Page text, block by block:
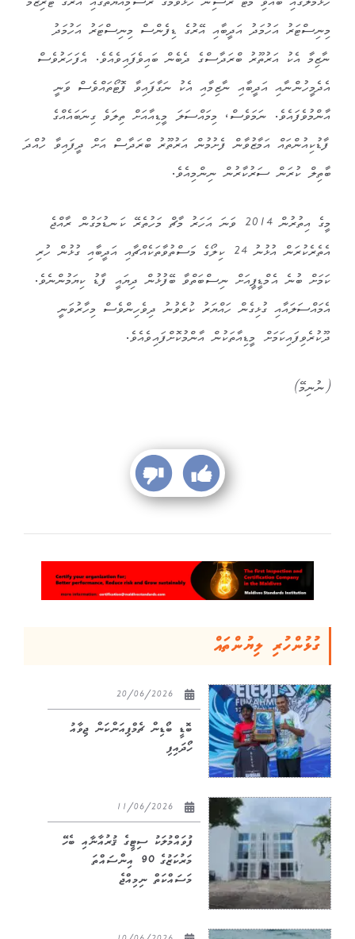
މިނިސްޓަރު އަހުމަދު އަދީބާއި އޭރުގެ ޑިފެންސް މިނިސްޓަރު އަހުމަދު
ނާޒިމާ އެކު އަރުތޫރު ބްރަދާސްގެ ދެބެން ބައިވެފައިވެއެވެ. އެފަހަރުވެސް
އެދެމީހުންނާއި އަދީބާއި ނާޒިމާއި އެކު ނަގާފައިވާ ފޮޓޯތައްވެސް ވަނީ
އާންމުވެފައެވެ. ނަމަވެސް، މިމައްސަލަ މީޑިއާއަށް ތިލަވެ ގިނަބައެއްގެ
ފާޑުކިއުންތައް އަމާޒުވާން ފެށުމުން އަރުތޫރު ބްރަދާސް އަށް ދީފައިވާ ހުއްދަ
ބާތިލް ކުރަން ސަރުކާރުން ނިންމިއެވެ.
މީގެ އިތުރުން 2014 ވަނަ އަހަރު މާޗް މަހުތެރޭ ކަނޑުމަގުން ރާއްޖެ
އެތެރެކުރަން އުޅުނު 24 ކިލޯގެ މަސްތުވާތަކެއްޗާއި އަދީބާއި ގުޅުން ހުރި
ކަމަށް ބުނެ އެމްޑީޕީއަށް ނިސްބަތްވާ ބޭފުޅުން ދިޔައީ ފާޑު ކިޔަމުންނެވެ.
އެމައްސަލައާއި ގުޅިގެން ހައްޔަރު ކުރެވުނު ދިވެހިންވެސް މިހާރުވަނީ
ދޫކުރެވިފައިކަމަށް މީޑިއާތަކުން އާންމުކޮށްފައިވެއެވެ.
(ނުނިމޭ)
ގުޅުންހުރި ލިޔުންތައް
ބޮޑީ ބޯޑިން ޗެމްޕިއަންކަން ޖިވާއު
ހޯދައިފި
ފުވައްމުލަކު ސިޓީގެ ޤުރުއާނާއި ބެހޭ
މަރުކަޒުގެ 90 އިންސައްތަ
މަސައްކަތް ނިމިއްޖެ